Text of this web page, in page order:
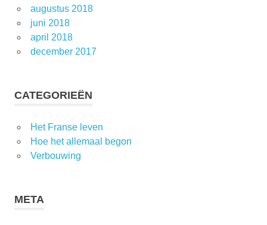
augustus 2018
juni 2018
april 2018
december 2017
CATEGORIEËN
Het Franse leven
Hoe het allemaal begon
Verbouwing
META